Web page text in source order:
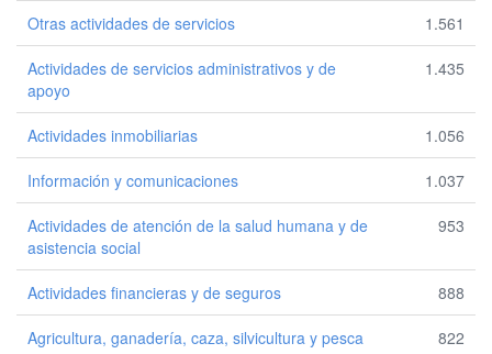
Otras actividades de servicios 1.561
Actividades de servicios administrativos y de
apoyo
1.435
Actividades inmobiliarias 1.056
Información y comunicaciones 1.037
Actividades de atención de la salud humana y de
asistencia social
953
Actividades financieras y de seguros 888
Agricultura, ganadería, caza, silvicultura y pesca 822